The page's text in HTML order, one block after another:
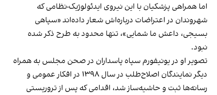
اما همراهی پزشکیان با این نیروی ایدئولوژیک-نظامی که
شهروندان در اعتراضات درباره‌اش شعار داده‌اند «سپاهی
بسیجی، داعش ما شمایی»، تنها محدود به طرح ذکر شده
نبود.
تصویر او در یونیفورم سپاه پاسداران در صحن مجلس به همراه
دیگر نمایندگان اصلاح‌طلب در سال ۱۳۹۸ در افکار عمومی و
رسانه‌ها ثبت و حاشیه‌ساز شد، اقدامی که پس از تروریستی